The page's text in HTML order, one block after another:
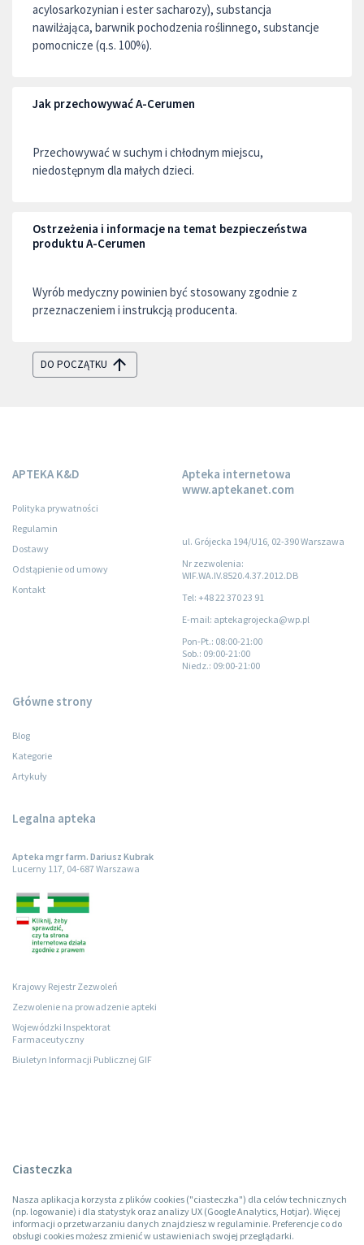
acylosarkozynian i ester sacharozy), substancja
nawilżająca, barwnik pochodzenia roślinnego, substancje
pomocnicze (q.s. 100%).
Jak przechowywać A-Cerumen
Przechowywać w suchym i chłodnym miejscu,
niedostępnym dla małych dzieci.
Ostrzeżenia i informacje na temat bezpieczeństwa
produktu A-Cerumen
Wyrób medyczny powinien być stosowany zgodnie z
przeznaczeniem i instrukcją producenta.
DO POCZĄTKU
APTEKA K&D
Polityka prywatności
Regulamin
Dostawy
Odstąpienie od umowy
Kontakt
Apteka internetowa
www.aptekanet.com
ul. Grójecka 194/U16, 02-390 Warszawa
Nr zezwolenia:
WIF.WA.IV.8520.4.37.2012.DB
Tel: +48 22 370 23 91
E-mail: aptekagrojecka@wp.pl
Pon-Pt.: 08:00-21:00
Sob.: 09:00-21:00
Niedz.: 09:00-21:00
Główne strony
Blog
Kategorie
Artykuły
Legalna apteka
Apteka mgr farm. Dariusz Kubrak
Lucerny 117, 04-687 Warszawa
Krajowy Rejestr Zezwoleń
Zezwolenie na prowadzenie apteki
Wojewódzki Inspektorat
Farmaceutyczny
Biuletyn Informacji Publicznej GIF
Ciasteczka
Nasza aplikacja korzysta z plików cookies ("ciasteczka") dla celów technicznych
(np. logowanie) i dla statystyk oraz analizy UX (Google Analytics, Hotjar). Więcej
informacji o przetwarzaniu danych znajdziesz w regulaminie. Preferencje co do
obsługi cookies możesz zmienić w ustawieniach swojej przeglądarki.